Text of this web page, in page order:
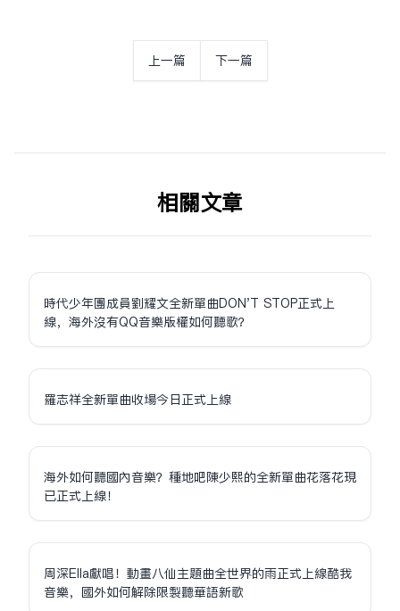
上一篇 下一篇
相关文章
時代少年團成員劉耀文全新單曲DON'T STOP正式上
線，海外沒有QQ音樂版權如何聽歌？
羅志祥全新單曲收場今日正式上線
海外如何聽國內音樂？種地吧陳少熙的全新單曲花落花現
已正式上線！
周深Ella獻唱！動畫八仙主題曲全世界的雨正式上線酷我
音樂，國外如何解除限制聽華語新歌